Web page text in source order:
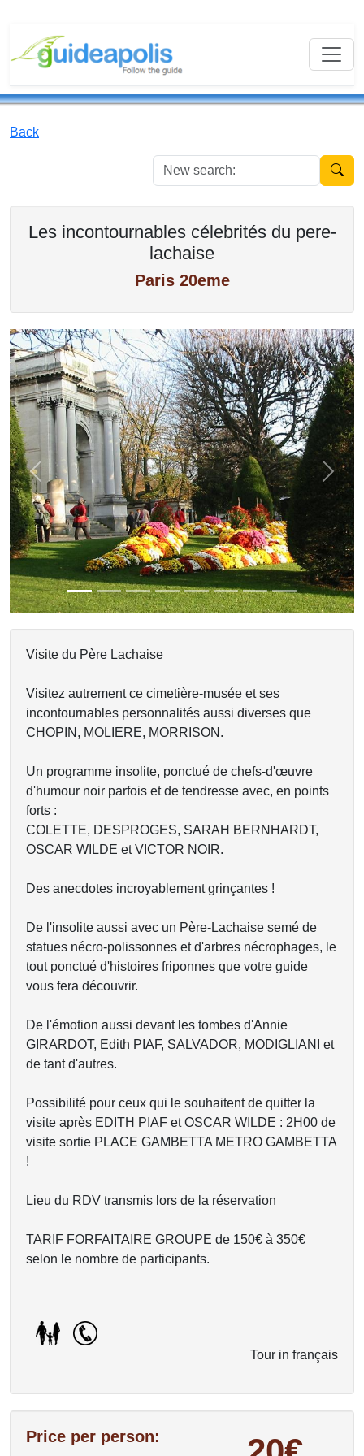
Back
New
Les incontournables célebrités du pere-
lachaise
Paris 20eme
Previous Next
Visite du Père Lachaise
Visitez autrement ce cimetière-musée et ses
incontournables personnalités aussi diverses que
CHOPIN, MOLIERE, MORRISON.
Un programme insolite, ponctué de chefs-d'œuvre
d'humour noir parfois et de tendresse avec, en points
forts :
COLETTE, DESPROGES, SARAH BERNHARDT,
OSCAR WILDE et VICTOR NOIR.
Des anecdotes incroyablement grinçantes !
De l'insolite aussi avec un Père-Lachaise semé de
statues nécro-polissonnes et d'arbres nécrophages, le
tout ponctué d'histoires friponnes que votre guide
vous fera découvrir.
De l'émotion aussi devant les tombes d'Annie
GIRARDOT, Edith PIAF, SALVADOR, MODIGLIANI et
de tant d'autres.
Possibilité pour ceux qui le souhaitent de quitter la
visite après EDITH PIAF et OSCAR WILDE : 2H00 de
visite sortie PLACE GAMBETTA METRO GAMBETTA
!
Lieu du RDV transmis lors de la réservation
TARIF FORFAITAIRE GROUPE de 150€ à 350€
selon le nombre de participants.
Tour in français
Price per person: